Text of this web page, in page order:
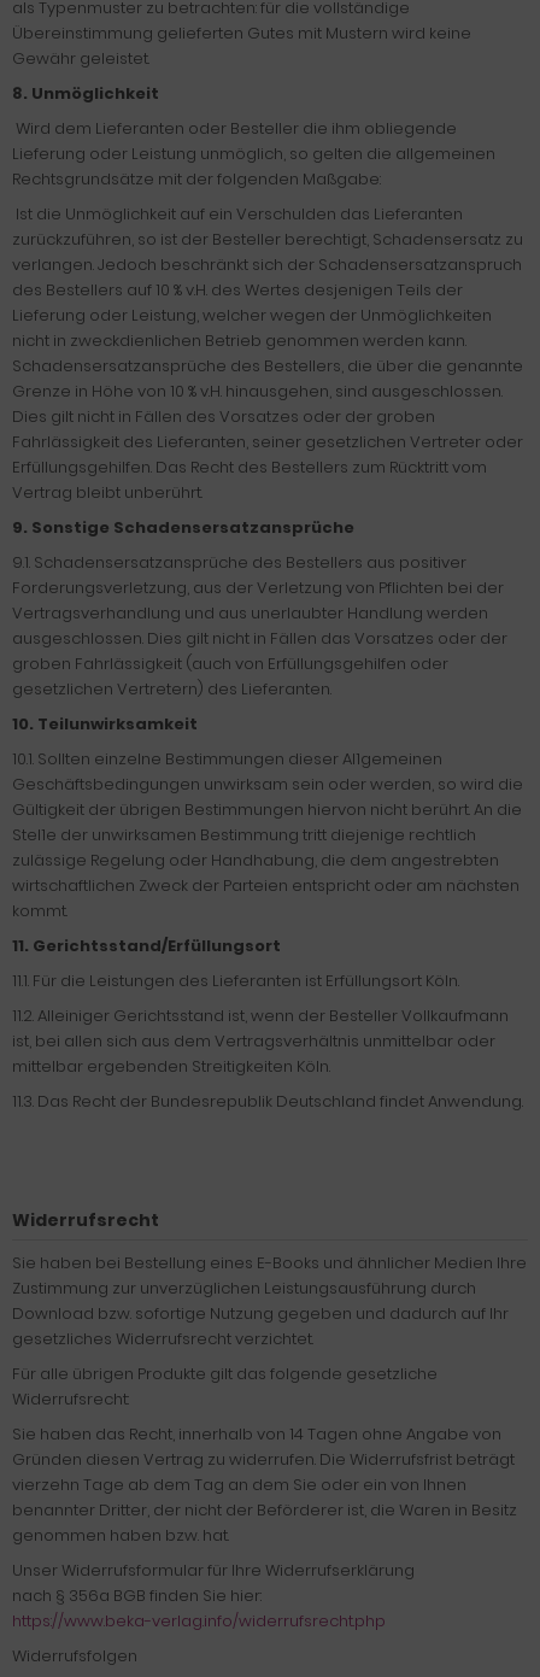
als Typenmuster zu betrachten: für die vollständige
Übereinstimmung gelieferten Gutes mit Mustern wird keine
Gewähr geleistet.
8. Unmöglichkeit
Wird dem Lieferanten oder Besteller die ihm obliegende
Lieferung oder Leistung unmöglich, so gelten die allgemeinen
Rechtsgrundsätze mit der folgenden Maßgabe:
Ist die Unmöglichkeit auf ein Verschulden das Lieferanten
zurückzuführen, so ist der Besteller berechtigt, Schadensersatz zu
verlangen. Jedoch beschränkt sich der Schadensersatzanspruch
des Bestellers auf 10 % v.H. des Wertes desjenigen Teils der
Lieferung oder Leistung, welcher wegen der Unmöglichkeiten
nicht in zweckdienlichen Betrieb genommen werden kann.
Schadensersatzansprüche des Bestellers, die über die genannte
Grenze in Höhe von 10 % v.H. hinausgehen, sind ausgeschlossen.
Dies gilt nicht in Fällen des Vorsatzes oder der groben
Fahrlässigkeit des Lieferanten, seiner gesetzlichen Vertreter oder
Erfüllungsgehilfen. Das Recht des Bestellers zum Rücktritt vom
Vertrag bleibt unberührt.
9. Sonstige Schadensersatzansprüche
9.1. Schadensersatzansprüche des Bestellers aus positiver
Forderungsverletzung, aus der Verletzung von Pflichten bei der
Vertragsverhandlung und aus unerlaubter Handlung werden
ausgeschlossen. Dies gilt nicht in Fällen das Vorsatzes oder der
groben Fahrlässigkeit (auch von Erfüllungsgehilfen oder
gesetzlichen Vertretern) des Lieferanten.
10. Teilunwirksamkeit
10.1. Sollten einzelne Bestimmungen dieser Al1gemeinen
Geschäftsbedingungen unwirksam sein oder werden, so wird die
Gültigkeit der übrigen Bestimmungen hiervon nicht berührt. An die
Stel1e der unwirksamen Bestimmung tritt diejenige rechtlich
zulässige Regelung oder Handhabung, die dem angestrebten
wirtschaftlichen Zweck der Parteien entspricht oder am nächsten
kommt.
11. Gerichtsstand/Erfüllungsort
11.1. Für die Leistungen des Lieferanten ist Erfüllungsort Köln.
11.2. Alleiniger Gerichtsstand ist, wenn der Besteller Vollkaufmann
ist, bei allen sich aus dem Vertragsverhältnis unmittelbar oder
mittelbar ergebenden Streitigkeiten Köln.
11.3. Das Recht der Bundesrepublik Deutschland findet Anwendung.
Widerrufsrecht
Sie haben bei Bestellung eines E-Books und ähnlicher Medien Ihre
Zustimmung zur unverzüglichen Leistungsausführung durch
Download bzw. sofortige Nutzung gegeben und dadurch auf Ihr
gesetzliches Widerrufsrecht verzichtet.
Für alle übrigen Produkte gilt das folgende gesetzliche
Widerrufsrecht:
Sie haben das Recht, innerhalb von 14 Tagen ohne Angabe von
Gründen diesen Vertrag zu widerrufen. Die Widerrufsfrist beträgt
vierzehn Tage ab dem Tag an dem Sie oder ein von Ihnen
benannter Dritter, der nicht der Beförderer ist, die Waren in Besitz
genommen haben bzw. hat.
Unser Widerrufsformular für Ihre Widerrufserklärung
nach § 356a BGB finden Sie hier:
https://www.beka-verlag.info/widerrufsrecht.php
Widerrufsfolgen